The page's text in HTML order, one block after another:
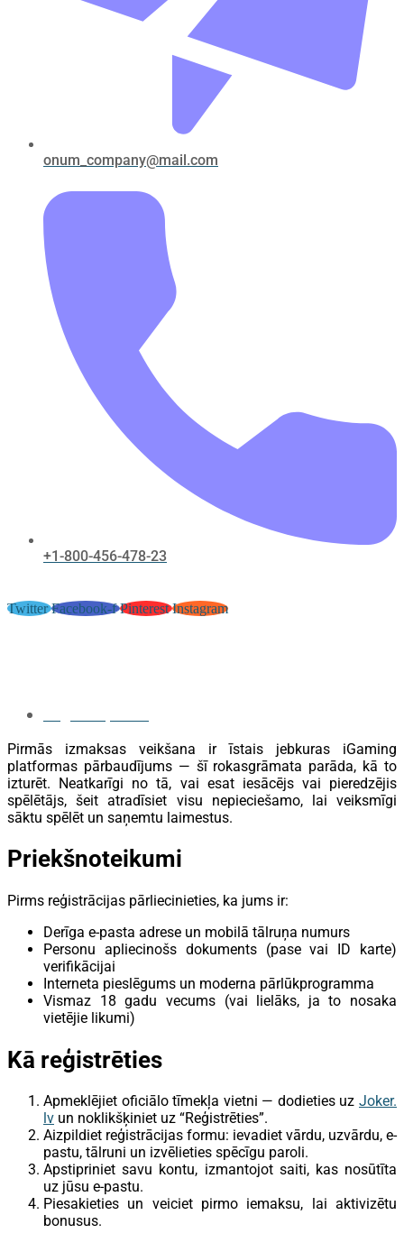
onum_company@mail.com
+1-800-456-478-23
Twitter Facebook-f Pinterest Instagram
Pirmās izmaksas veikšana ir īstais jebkuras iGaming
platformas pārbaudījums — šī rokasgrāmata parāda, kā to
izturēt. Neatkarīgi no tā, vai esat iesācējs vai pieredzējis
spēlētājs, šeit atradīsiet visu nepieciešamo, lai veiksmīgi
sāktu spēlēt un saņemtu laimestus.
Priekšnoteikumi
Pirms reģistrācijas pārliecinieties, ka jums ir:
Derīga e-pasta adrese un mobilā tālruņa numurs
Personu apliecinošs dokuments (pase vai ID karte)
verifikācijai
Interneta pieslēgums un moderna pārlūkprogramma
Vismaz 18 gadu vecums (vai lielāks, ja to nosaka
vietējie likumi)
Kā reģistrēties
Apmeklējiet oficiālo tīmekļa vietni — dodieties uz Joker.
lv un noklikšķiniet uz “Reģistrēties”.
Aizpildiet reģistrācijas formu: ievadiet vārdu, uzvārdu, e-
pastu, tālruni un izvēlieties spēcīgu paroli.
Apstipriniet savu kontu, izmantojot saiti, kas nosūtīta
uz jūsu e-pastu.
Piesakieties un veiciet pirmo iemaksu, lai aktivizētu
bonusus.